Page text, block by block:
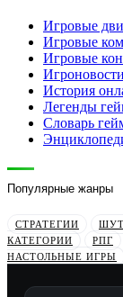
Игровые
Игровые
Игровые
Игроновости
История
Легенды
Словарь
Популярные жанры
СТРАТЕГИИ
КАТЕГОРИИ
РПГ
НАСТОЛЬНЫЕ ИГРЫ